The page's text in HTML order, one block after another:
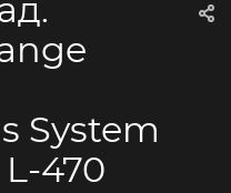
System
L-470